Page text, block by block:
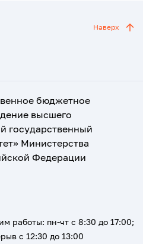
Наверх
бюджетное
высшего
государственный
Министерства
Федерации
работы: пн-чт с 8:30 до 17:00;
с 12:30 до 13:00